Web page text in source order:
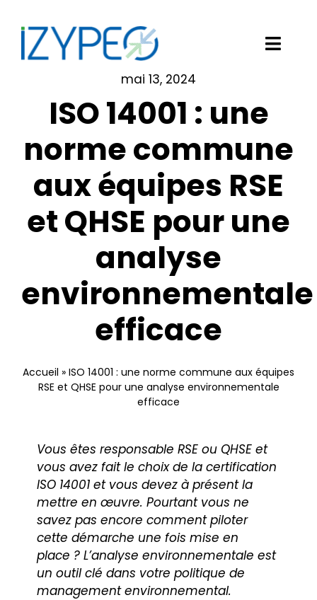
contenu
Izypeo
Demander une démo
Nous contacter
mai 13, 2024
ISO 14001 : une
norme commune
aux équipes RSE
et QHSE pour une
analyse
environnementale
efficace
Accueil » ISO 14001 : une norme commune aux équipes
RSE et QHSE pour une analyse environnementale
efficace
Vous êtes responsable RSE ou QHSE et
vous avez fait le choix de la certification
ISO 14001 et vous devez à présent la
mettre en œuvre. Pourtant vous ne
savez pas encore comment piloter
cette démarche une fois mise en
place ? L’analyse environnementale est
un outil clé dans votre politique de
management environnemental.